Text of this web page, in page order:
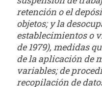
retención o el
objetos; y la
establecimientos o
de 1979), medidas
de la aplicación de
variables; de
recopilación de